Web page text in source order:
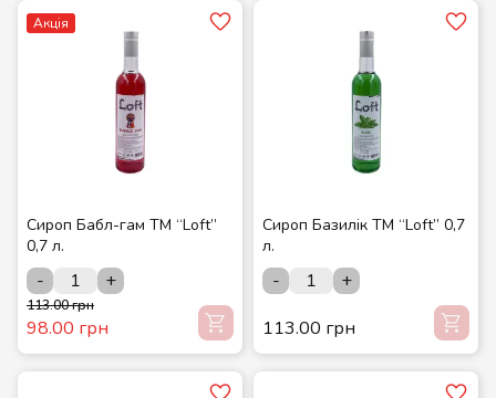
Акція
Сироп Бабл-гам ТМ “Loft”
0,7 л.
- +
113.00 грн
98.00 грн
Сироп Базилік ТМ “Loft” 0,7
л.
-
+
113.00 грн